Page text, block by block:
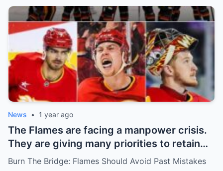
News • 1 year ago
The Flames are facing a manpower crisis.
They are giving many priorities to retain
key players such as Bahl, Zary, Coronato
Burn The Bridge: Flames Should Avoid Past Mistakes